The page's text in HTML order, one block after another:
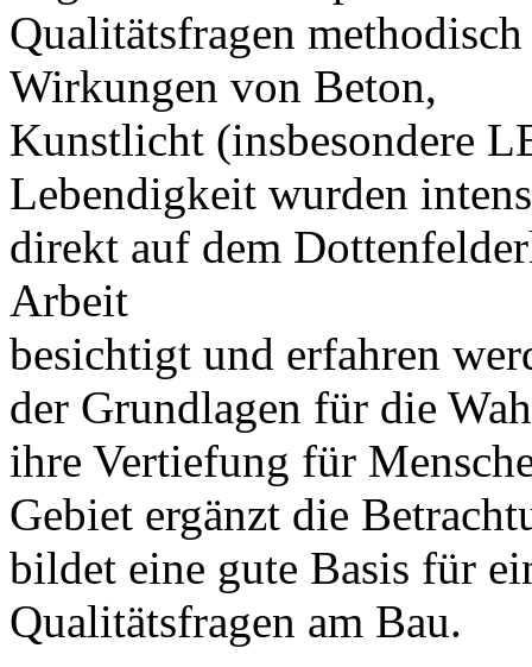
Qualitätsfragen
Wirkungen von Beton,
Kunstlicht (insbesondere
Lebendigkeit wurden
direkt auf dem
Arbeit
besichtigt und erfahren
der Grundlagen für die
ihre Vertiefung für
Gebiet ergänzt die
bildet eine gute Basis für
Qualitätsfragen am Bau.